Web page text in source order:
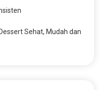
Sehat, Mudah dan